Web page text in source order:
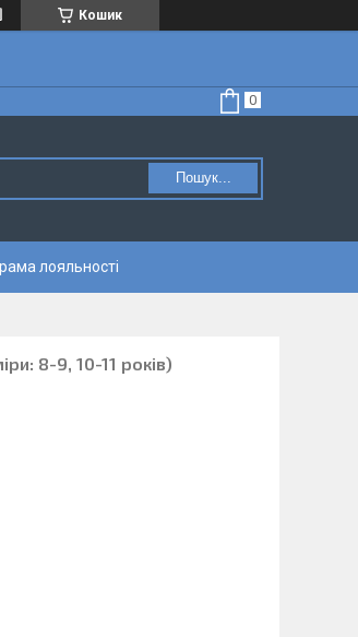
Кошик
Пошук...
лояльності
8-9, 10-11 років)